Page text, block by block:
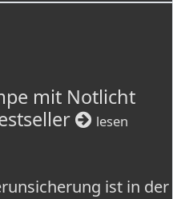
mit Notlicht
lesen
ist in der